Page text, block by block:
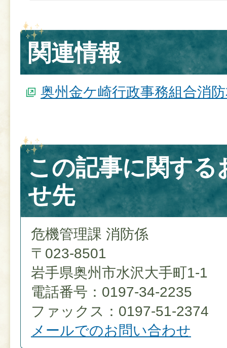
関連情報
奥州金ケ崎行政事務組合消
この記事に関する
せ先
危機管理課 消防係
〒023-8501
岩手県奥州市水沢大手町1-1
電話番号：0197-34-2235
ファックス：0197-51-2374
メールでのお問い合わせ